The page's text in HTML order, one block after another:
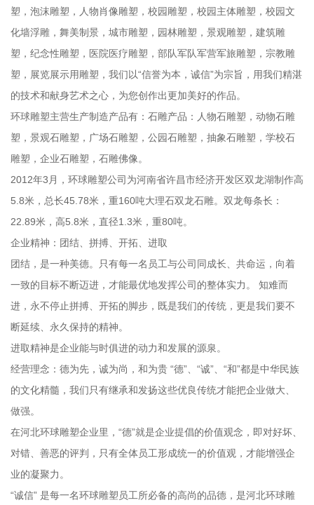
塑，泡沫雕塑，人物肖像雕塑，校园雕塑，校园主体雕塑，校园文
化墙浮雕，舞美制景，城市雕塑，园林雕塑，景观雕塑，建筑雕
塑，纪念性雕塑，医院医疗雕塑，部队军队军营军旅雕塑，宗教雕
塑，展览展示用雕塑，我们以“信誉为本，诚信”为宗旨，用我们精湛
的技术和献身艺术之心，为您创作出更加美好的作品。
环球雕塑主营生产制造产品有：石雕产品：人物石雕塑，动物石雕
塑，景观石雕塑，广场石雕塑，公园石雕塑，抽象石雕塑，学校石
雕塑，企业石雕塑，石雕佛像。
2012年3月，环球雕塑公司为河南省许昌市经济开发区双龙湖制作高
5.8米，总长45.78米，重160吨大理石双龙石雕。双龙每条长：
22.89米，高5.8米，直径1.3米，重80吨。
企业精神：团结、拼搏、开拓、进取
团结，是一种美德。只有每一名员工与公司同成长、共命运，向着
一致的目标不断迈进，才能最优地发挥公司的整体实力。 知难而
进，永不停止拼搏、开拓的脚步，既是我们的传统，更是我们要不
断延续、永久保持的精神。
进取精神是企业能与时俱进的动力和发展的源泉。
经营理念：德为先，诚为尚，和为贵 “德”、“诚”、“和”都是中华民族
的文化精髓，我们只有继承和发扬这些优良传统才能把企业做大、
做强。
在河北环球雕塑企业里，“德”就是企业提倡的价值观念，即对好坏、
对错、善恶的评判，只有全体员工形成统一的价值观，才能增强企
业的凝聚力。
“诚信” 是每一名环球雕塑员工所必备的高尚的品德，是河北环球雕